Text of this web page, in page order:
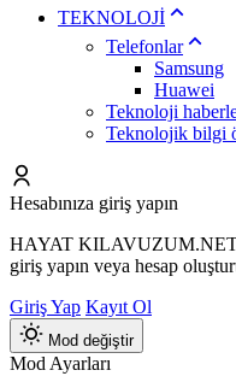
TEKNOLOJİ
Telefonlar
Samsung
Huawei
Teknoloji
Teknolojik bilgi
Hesabınıza giriş yapın
HAYAT KILAVUZUM.NET
giriş yapın veya hesap
Giriş Yap Kayıt Ol
Mod değiştir
Mod Ayarları